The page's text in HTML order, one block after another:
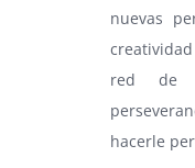
nuevas
red de
hacerle